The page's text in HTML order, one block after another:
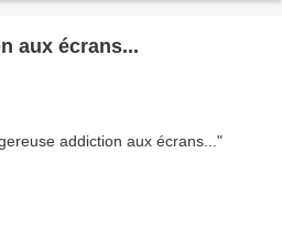
aux écrans...